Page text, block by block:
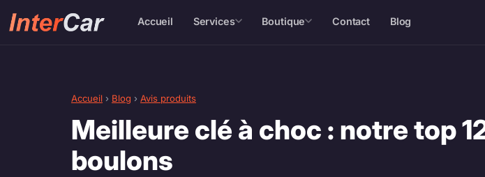
Accueil Services Boutique Contact Blog
Accueil › Blog › Avis produits
Meilleure clé à choc : notre top
boulons